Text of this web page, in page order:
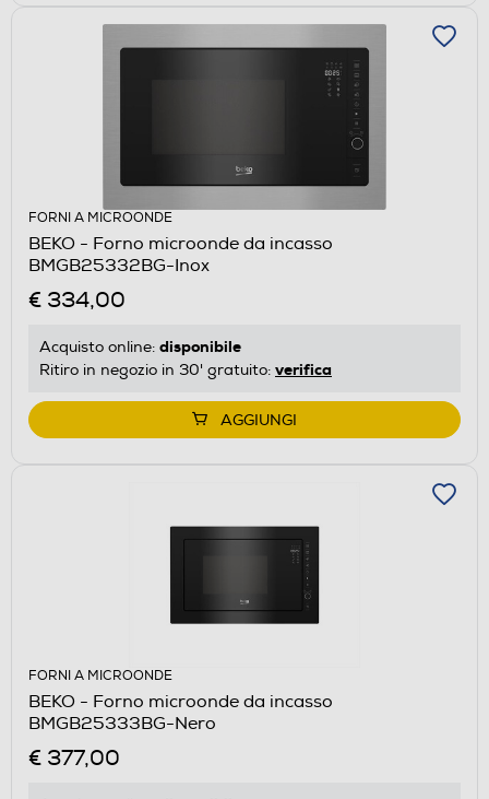
FORNI A MICROONDE
BEKO - Forno microonde da incasso
BMGB25332BG-Inox
€ 334,00
Acquisto online: disponibile
Ritiro in negozio in 30' gratuito: verifica
AGGIUNGI
FORNI A MICROONDE
BEKO - Forno microonde da incasso
BMGB25333BG-Nero
€ 377,00